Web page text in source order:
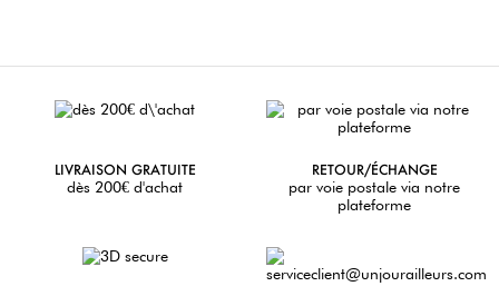
LIVRAISON GRATUITE
dès 200€ d'achat
RETOUR/ÉCHANGE
par voie postale via notre
plateforme